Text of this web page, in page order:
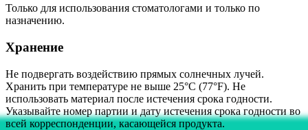
Только для использования стоматологами и только по
назначению.
Хранение
Не подвергать воздействию прямых солнечных лучей.
Хранить при температуре не выше 25°C (77°F). Не
использовать материал после истечения срока годности.
Указывайте номер партии и дату истечения срока годности во
всей корреспонденции, касающейся продукта.